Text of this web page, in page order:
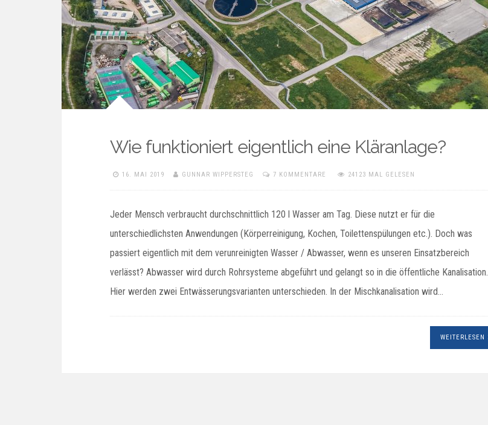
Wie funktioniert eigentlich eine Kläranlage?
16. MAI 2019 GUNNAR WIPPERSTEG 7 KOMMENTARE 24123 MAL GELESEN
Jeder Mensch verbraucht durchschnittlich 120 l Wasser am Tag. Diese nutzt er für die
unterschiedlichsten Anwendungen (Körperreinigung, Kochen, Toilettenspülungen etc.). Doch was
passiert eigentlich mit dem verunreinigten Wasser / Abwasser, wenn es unseren Einsatzbereich
verlässt? Abwasser wird durch Rohrsysteme abgeführt und gelangt so in die öffentliche Kanalisation.
Hier werden zwei Entwässerungsvarianten unterschieden. In der Mischkanalisation wird…
WEITERLESEN